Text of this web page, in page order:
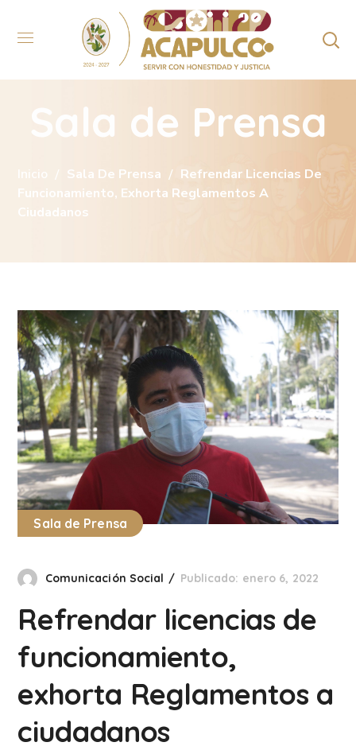
Sala de Prensa
Inicio Sala De Prensa
Refrendar Licencias De
Funcionamiento, Exhorta Reglamentos A
Ciudadanos
Sala de Prensa
Comunicación Social Publicado: enero 6, 2022
Refrendar licencias de
funcionamiento,
exhorta Reglamentos a
ciudadanos